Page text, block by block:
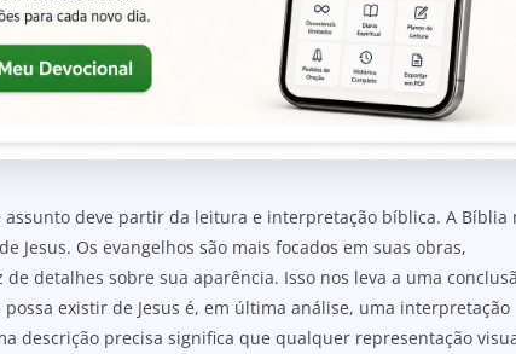
deve partir da leitura e interpretação bíblica. A Bíblia
Jesus. Os evangelhos são mais focados em suas obras,
de detalhes sobre sua aparência. Isso nos leva a uma
existir de Jesus é, em última análise, uma interpretação
descrição precisa significa que qualquer representação